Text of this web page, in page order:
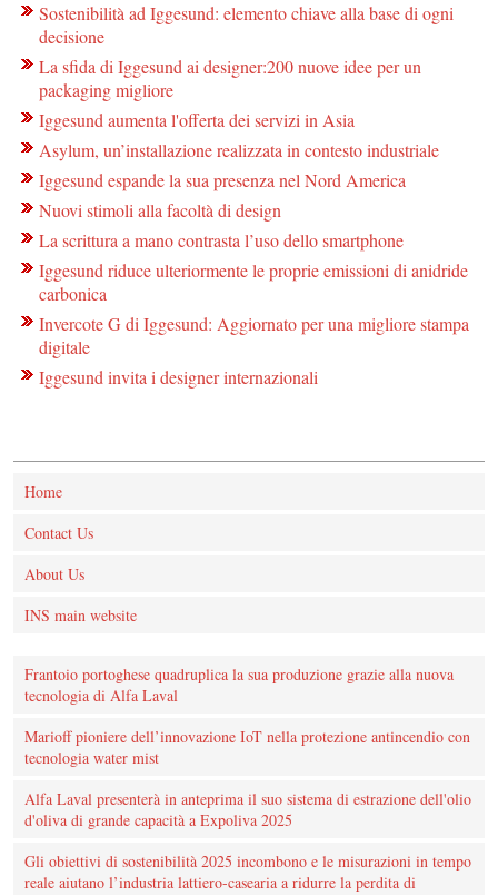
Sostenibilità ad Iggesund: elemento chiave alla base di ogni
decisione
La sfida di Iggesund ai designer:200 nuove idee per un
packaging migliore
Iggesund aumenta l'offerta dei servizi in Asia
Asylum, un’installazione realizzata in contesto industriale
Iggesund espande la sua presenza nel Nord America
Nuovi stimoli alla facoltà di design
La scrittura a mano contrasta l’uso dello smartphone
Iggesund riduce ulteriormente le proprie emissioni di anidride
carbonica
Invercote G di Iggesund: Aggiornato per una migliore stampa
digitale
Iggesund invita i designer internazionali
Home
Contact Us
About Us
INS main website
Frantoio portoghese quadruplica la sua produzione grazie alla nuova
tecnologia di Alfa Laval
Marioff pioniere dell’innovazione IoT nella protezione antincendio con
tecnologia water mist
Alfa Laval presenterà in anteprima il suo sistema di estrazione dell'olio
d'oliva di grande capacità a Expoliva 2025
Gli obiettivi di sostenibilità 2025 incombono e le misurazioni in tempo
reale aiutano l’industria lattiero-casearia a ridurre la perdita di